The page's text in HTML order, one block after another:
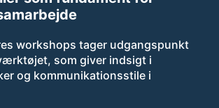
workshops tager udgangspunkt
som giver indsigt i
og kommunikationsstile i